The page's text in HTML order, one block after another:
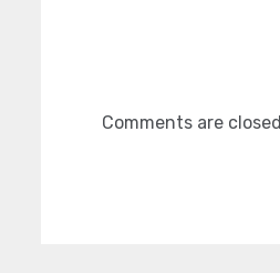
Comments are